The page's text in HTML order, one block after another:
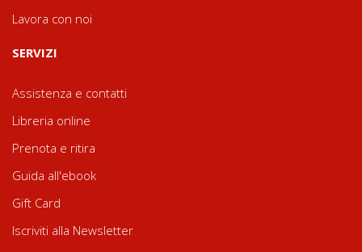
Lavora con noi
SERVIZI
Assistenza e contatti
Libreria online
Prenota e ritira
Guida all'ebook
Gift Card
Iscriviti alla Newsletter